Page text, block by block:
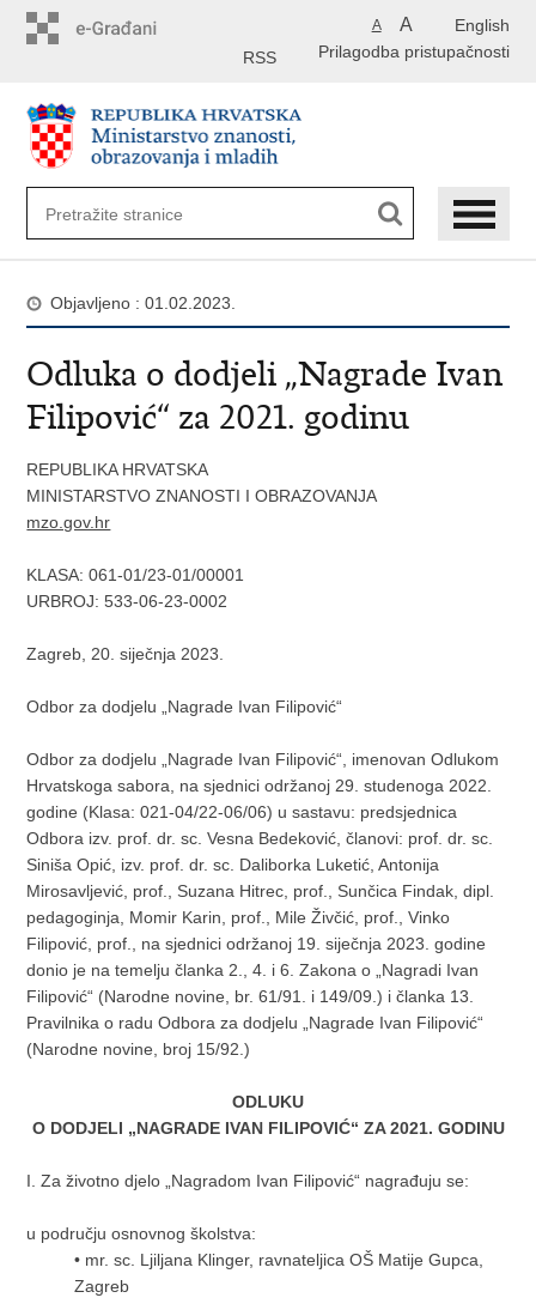
English
A A
Prilagodba pristupačnosti
RSS
Objavljeno : 01.02.2023.
Odluka o dodjeli „Nagrade Ivan
Filipović“ za 2021. godinu
REPUBLIKA HRVATSKA
MINISTARSTVO ZNANOSTI I OBRAZOVANJA
mzo.gov.hr
KLASA: 061-01/23-01/00001
URBROJ: 533-06-23-0002
Zagreb, 20. siječnja 2023.
Odbor za dodjelu „Nagrade Ivan Filipović“
Odbor za dodjelu „Nagrade Ivan Filipović“, imenovan Odlukom
Hrvatskoga sabora, na sjednici održanoj 29. studenoga 2022.
godine (Klasa: 021-04/22-06/06) u sastavu: predsjednica
Odbora izv. prof. dr. sc. Vesna Bedeković, članovi: prof. dr. sc.
Siniša Opić, izv. prof. dr. sc. Daliborka Luketić, Antonija
Mirosavljević, prof., Suzana Hitrec, prof., Sunčica Findak, dipl.
pedagoginja, Momir Karin, prof., Mile Živčić, prof., Vinko
Filipović, prof., na sjednici održanoj 19. siječnja 2023. godine
donio je na temelju članka 2., 4. i 6. Zakona o „Nagradi Ivan
Filipović“ (Narodne novine, br. 61/91. i 149/09.) i članka 13.
Pravilnika o radu Odbora za dodjelu „Nagrade Ivan Filipović“
(Narodne novine, broj 15/92.)
ODLUKU
O DODJELI „NAGRADE IVAN FILIPOVIĆ“ ZA 2021. GODINU
I. Za životno djelo „Nagradom Ivan Filipović“ nagrađuju se:
u području osnovnog školstva:
• mr. sc. Ljiljana Klinger, ravnateljica OŠ Matije Gupca,
Zagreb